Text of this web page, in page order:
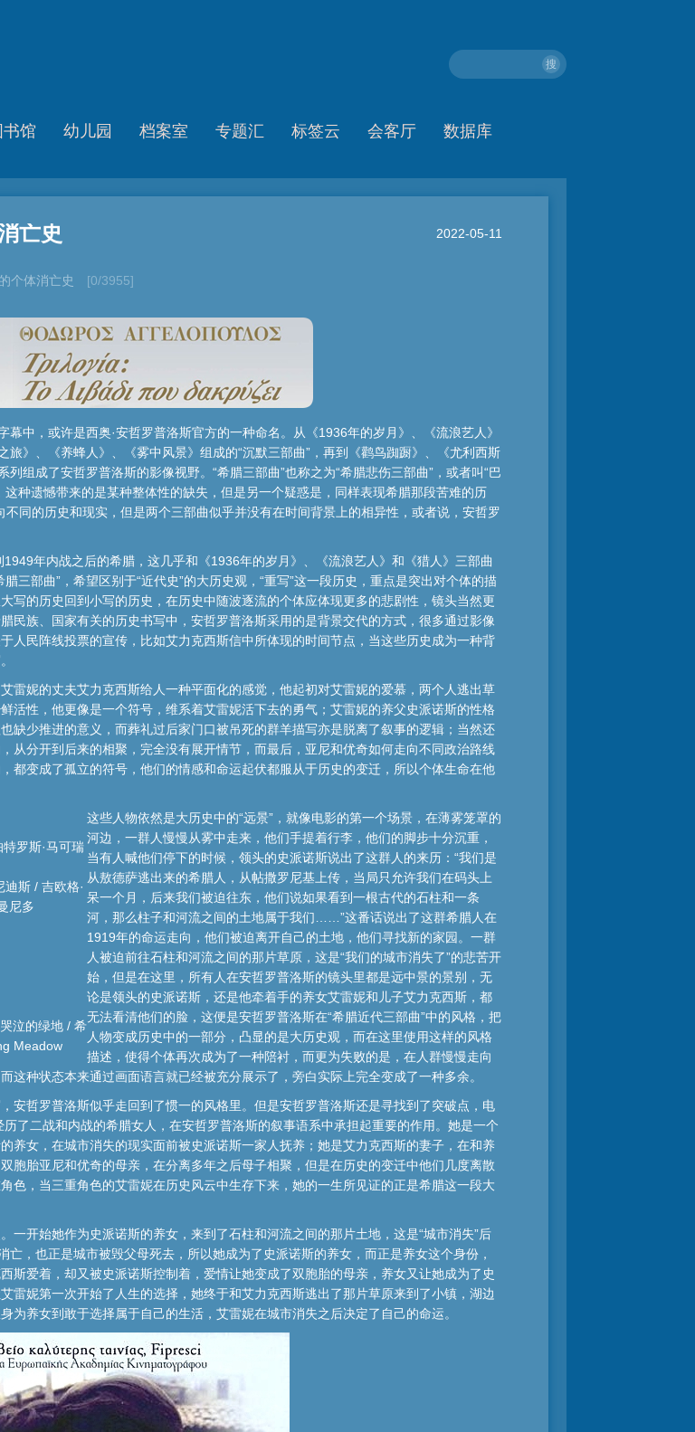
搜
书馆 幼儿园 档案室 专题汇 标签云 会客厅 数据库
2022-05-11
亡史
个体消亡史 [0/3955]
中，或许是西奥·安哲罗普洛斯官方的一种命名。从《1936年的岁月》、《流浪艺人》
旅》、《养蜂人》、《雾中风景》组成的“沉默三部曲”，再到《鹳鸟踟蹰》、《尤利西斯
组成了安哲罗普洛斯的影像视野。“希腊三部曲”也称之为“希腊悲伤三部曲”，或者叫“巴
种遗憾带来的是某种整体性的缺失，但是另一个疑惑是，同样表现希腊那段苦难的历
不同的历史和现实，但是两个三部曲似乎并没有在时间背景上的相异性，或者说，安哲罗
年内战之后的希腊，这几乎和《1936年的岁月》、《流浪艺人》和《猎人》三部曲
三部曲”，希望区别于“近代史”的大历史观，“重写”这一段历史，重点是突出对个体的描
写的历史回到小写的历史，在历史中随波逐流的个体应体现更多的悲剧性，镜头当然更
民族、国家有关的历史书写中，安哲罗普洛斯采用的是背景交代的方式，很多通过影像
人民阵线投票的宣传，比如艾力克西斯信中所体现的时间节点，当这些历史成为一种背
雷妮的丈夫艾力克西斯给人一种平面化的感觉，他起初对艾雷妮的爱慕，两个人逃出草
活性，他更像是一个符号，维系着艾雷妮活下去的勇气；艾雷妮的养父史派诺斯的性格
缺少推进的意义，而葬礼过后家门口被吊死的群羊描写亦是脱离了叙事的逻辑；当然还
从分开到后来的相聚，完全没有展开情节，而最后，亚尼和优奇如何走向不同政治路线
变成了孤立的符号，他们的情感和命运起伏都服从于历史的变迁，所以个体生命在他
罗斯·马可瑞
斯 / 吉欧格·
尼多
泣的绿地 / 希
Meadow
这些人物依然是大历史中的“远景”，就像电影的第一个场景，在薄雾笼罩的
河边，一群人慢慢从雾中走来，他们手提着行李，他们的脚步十分沉重，
当有人喊他们停下的时候，领头的史派诺斯说出了这群人的来历：“我们是
从敖德萨逃出来的希腊人，从帖撒罗尼基上传，当局只允许我们在码头上
呆一个月，后来我们被迫往东，他们说如果看到一根古代的石柱和一条
河，那么柱子和河流之间的土地属于我们……”这番话说出了这群希腊人在
1919年的命运走向，他们被迫离开自己的土地，他们寻找新的家园。一群
人被迫前往石柱和河流之间的那片草原，这是“我们的城市消失了”的悲苦开
始，但是在这里，所有人在安哲罗普洛斯的镜头里都是远中景的景别，无
论是领头的史派诺斯，还是他牵着手的养女艾雷妮和儿子艾力克西斯，都
无法看清他们的脸，这便是安哲罗普洛斯在“希腊近代三部曲”中的风格，把
人物变成历史中的一部分，凸显的是大历史观，而在这里使用这样的风格
描述，使得个体再次成为了一种陪衬，而更为失败的是，在人群慢慢走向
这种状态本来通过画面语言就已经被充分展示了，旁白实际上完全变成了一种多余。
安哲罗普洛斯似乎走回到了惯一的风格里。但是安哲罗普洛斯还是寻找到了突破点，电
了二战和内战的希腊女人，在安哲罗普洛斯的叙事语系中承担起重要的作用。她是一个
养女，在城市消失的现实面前被史派诺斯一家人抚养；她是艾力克西斯的妻子，在和养
胞胎亚尼和优奇的母亲，在分离多年之后母子相聚，但是在历史的变迁中他们几度离散
，当三重角色的艾雷妮在历史风云中生存下来，她的一生所见证的正是希腊这一段大
一开始她作为史派诺斯的养女，来到了石柱和河流之间的那片土地，这是“城市消失”后
亡，也正是城市被毁父母死去，所以她成为了史派诺斯的养女，而正是养女这个身份，
斯爱着，却又被史派诺斯控制着，爱情让她变成了双胞胎的母亲，养女又让她成为了史
雷妮第一次开始了人生的选择，她终于和艾力克西斯逃出了那片草原来到了小镇，湖边
养女到敢于选择属于自己的生活，艾雷妮在城市消失之后决定了自己的命运。